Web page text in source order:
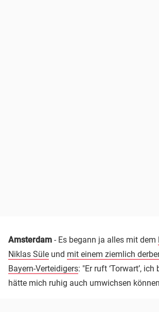
Amsterdam - Es begann ja alles mit dem
Niklas Süle und mit einem ziemlich
Bayern-Verteidigers: "Er ruft ‘Torwart’,
hätte mich ruhig auch umwichsen